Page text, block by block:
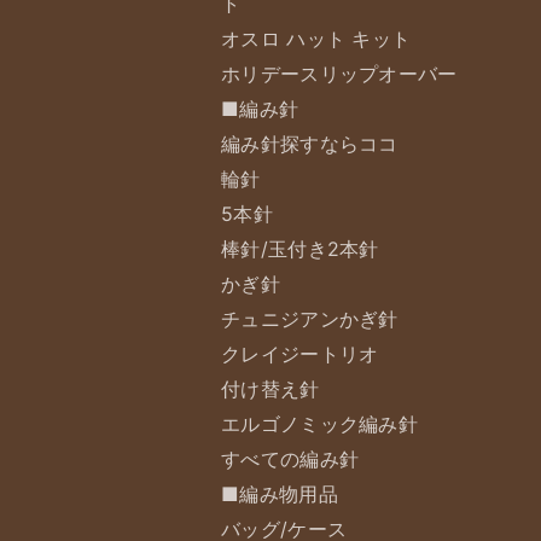
オスロ ハット キット
ホリデースリップオーバー
■編み針
編み針探すならココ
輪針
5本針
棒針/玉付き2本針
かぎ針
チュニジアンかぎ針
クレイジートリオ
付け替え針
エルゴノミック編み針
すべての編み針
■編み物用品
バッグ/ケース